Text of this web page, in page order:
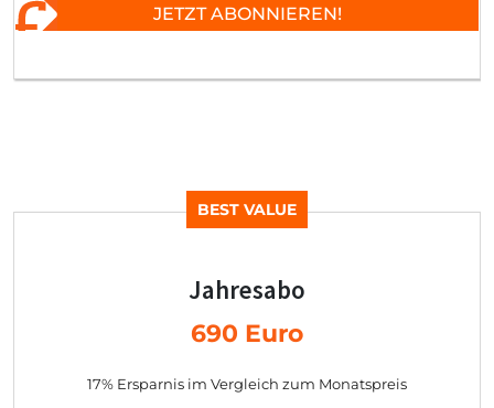
JETZT ABONNIEREN!
BEST VALUE
Jahresabo
690 Euro
17% Ersparnis im Vergleich zum Monatspreis